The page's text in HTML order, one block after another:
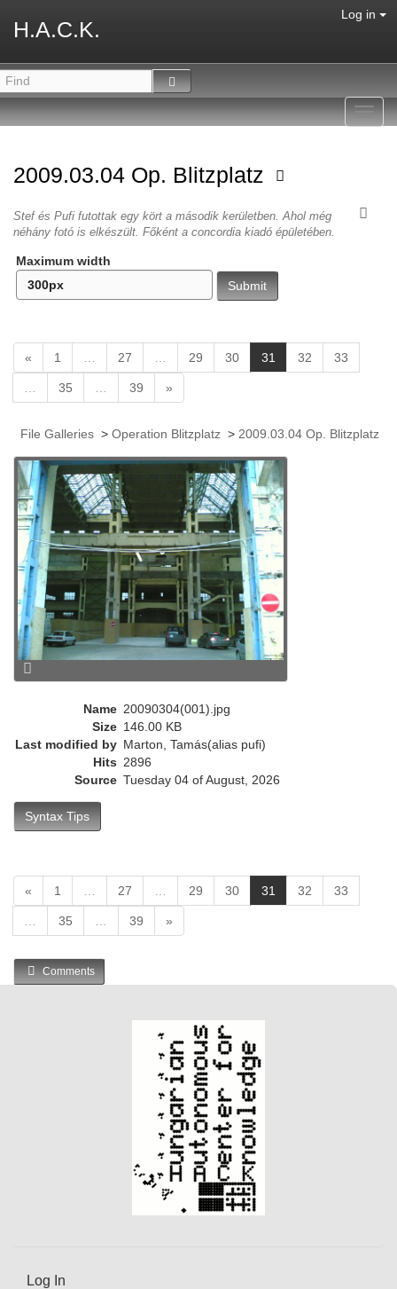
H.A.C.K.
Log in
2009.03.04 Op. Blitzplatz
Stef és Pufi futottak egy kört a második kerületben. Ahol még
néhány fotó is elkészült. Főként a concordia kiadó épületében.
Maximum width
« 1 27 29 30 31
c
r
n
t
)
32 33
35 39 »
File Galleries > Operation Blitzplatz > 2009.03.04 Op. Blitzplatz
Name 20090304(001).jpg
Size 146.00 KB
Last modified by Marton, Tamás(alias pufi)
Hits 2896
Source Tuesday 04 of August, 2026
Syntax Tips
« 1 27 29 30 31
c
32 33
35 39 »
Comments
Log In